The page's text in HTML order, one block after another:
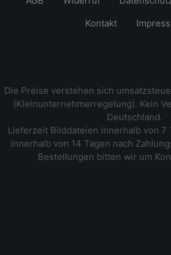
Kontakt
Die Preise verstehen sich
(Kleinunternehmerregelung). Kein
Deutschland.
Lieferzeit Bilddateien innerhalb von 7
innerhalb von 14 Tagen nach
Bestellungen bitten wir um